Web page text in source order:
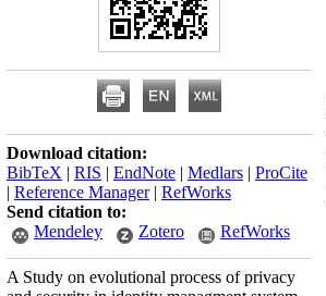
Download citation:
BibTeX | RIS | EndNote | Medlars | ProCite
| Reference Manager| RefWorks
Send citation to:
Mendeley
Zotero RefWorks
A Study on evolutional process of privacy